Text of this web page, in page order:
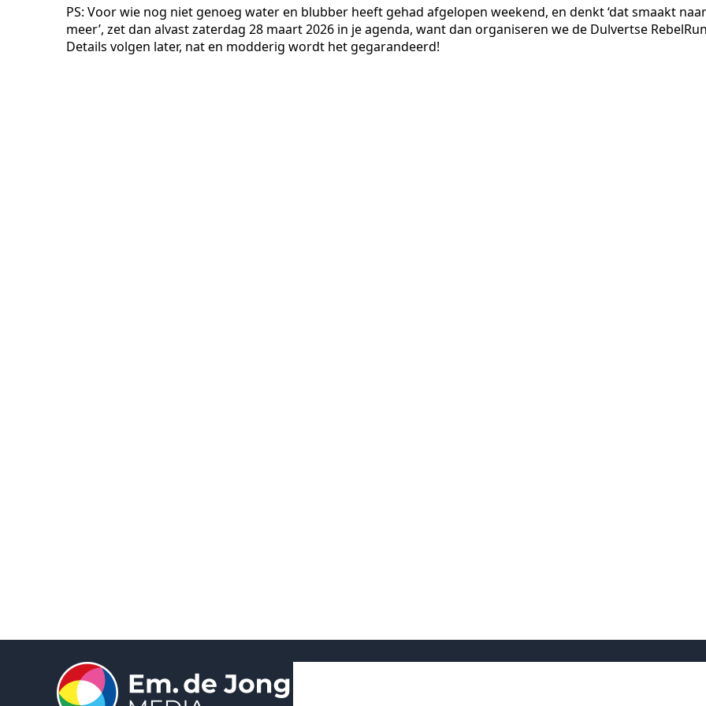
PS: Voor wie nog niet genoeg water en blubber heeft gehad afgelopen weekend, en denkt ‘dat smaakt naar
meer’, zet dan alvast zaterdag 28 maart 2026 in je agenda, want dan organiseren we de Dulvertse
Details volgen later, nat en modderig wordt het gegarandeerd!